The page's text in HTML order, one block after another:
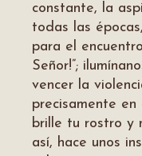
constante, la
todas las
para el
Señor!”;
vencer la
precisamente en
brille tu rostro y
así, hace unos